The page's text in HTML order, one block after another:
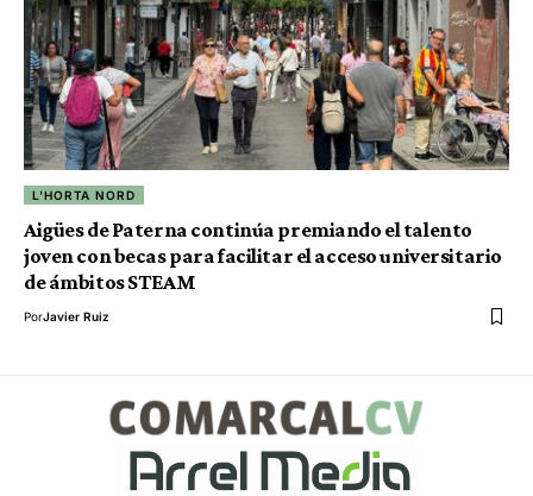
L'HORTA NORD
Aigües de Paterna continúa premiando el talento
joven con becas para facilitar el acceso universitario
de ámbitos STEAM
PorJavier Ruiz